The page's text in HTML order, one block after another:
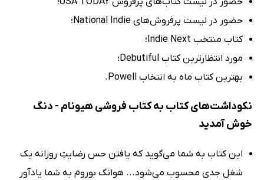
حضور در لیست پرفروش‌های National Indie؛
کتاب منتخب Indie Next؛
مورد انتظارترین کتاب Debutiful؛
بهترین کتاب ماه به انتخاب Powell.
نکوداشت‌های کتاب به کتاب فروشی هیونام - دنگ
خوش آمدید
این کتاب به شما می‌گوید که یافتن حس رضایتِ روزانه یک
شغل جدی محسوب می‌شود... هوانگ بوروم به شما یادآور